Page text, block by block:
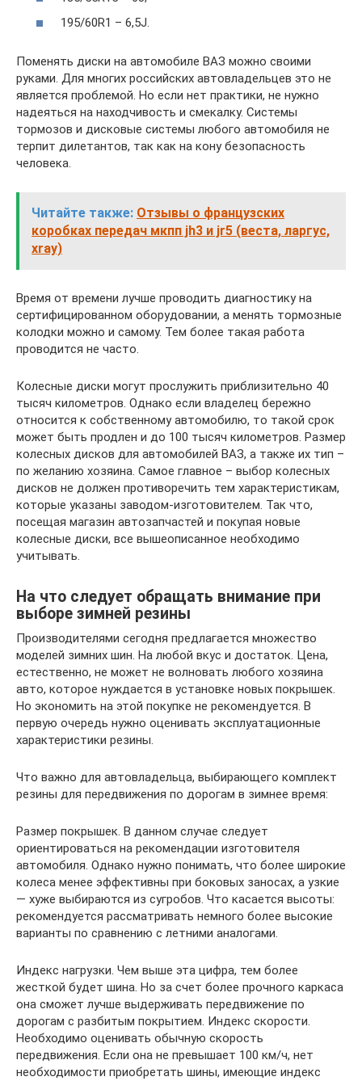
195/60R1 – 6,5J.
Поменять диски на автомобиле ВАЗ можно своими
руками. Для многих российских автовладельцев это не
является проблемой. Но если нет практики, не нужно
надеяться на находчивость и смекалку. Системы
тормозов и дисковые системы любого автомобиля не
терпит дилетантов, так как на кону безопасность
человека.
Читайте также: Отзывы о французских
коробках передач мкпп jh3 и jr5 (веста, ларгус,
xray)
Время от времени лучше проводить диагностику на
сертифицированном оборудовании, а менять тормозные
колодки можно и самому. Тем более такая работа
проводится не часто.
Колесные диски могут прослужить приблизительно 40
тысяч километров. Однако если владелец бережно
относится к собственному автомобилю, то такой срок
может быть продлен и до 100 тысяч километров. Размер
колесных дисков для автомобилей ВАЗ, а также их тип –
по желанию хозяина. Самое главное – выбор колесных
дисков не должен противоречить тем характеристикам,
которые указаны заводом-изготовителем. Так что,
посещая магазин автозапчастей и покупая новые
колесные диски, все вышеописанное необходимо
учитывать.
На что следует обращать внимание при
выборе зимней резины
Производителями сегодня предлагается множество
моделей зимних шин. На любой вкус и достаток. Цена,
естественно, не может не волновать любого хозяина
авто, которое нуждается в установке новых покрышек.
Но экономить на этой покупке не рекомендуется. В
первую очередь нужно оценивать эксплуатационные
характеристики резины.
Что важно для автовладельца, выбирающего комплект
резины для передвижения по дорогам в зимнее время:
Размер покрышек. В данном случае следует
ориентироваться на рекомендации изготовителя
автомобиля. Однако нужно понимать, что более широкие
колеса менее эффективны при боковых заносах, а узкие
— хуже выбираются из сугробов. Что касается высоты:
рекомендуется рассматривать немного более высокие
варианты по сравнению с летними аналогами.
Индекс нагрузки. Чем выше эта цифра, тем более
жесткой будет шина. Но за счет более прочного каркаса
она сможет лучше выдерживать передвижение по
дорогам с разбитым покрытием. Индекс скорости.
Необходимо оценивать обычную скорость
передвижения. Если она не превышает 100 км/ч, нет
необходимости приобретать шины, имеющие индекс